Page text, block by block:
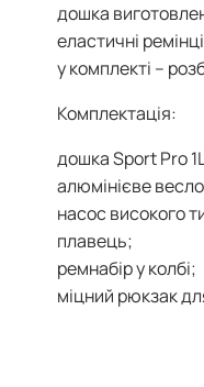
дошка
еластичні
у комплекті –
Комплектація:
дошка Sport Pro
алюмінієве
насос високого
плавець;
ремнабір у колбі;
міцний рюкзак